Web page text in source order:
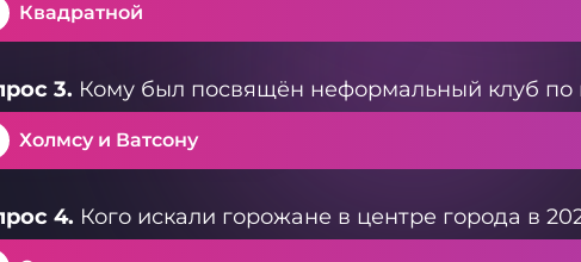
Квадратной
3. Кому был посвящён неформальный клуб по
Холмсу и Ватсону
4. Кого искали горожане в центре города в